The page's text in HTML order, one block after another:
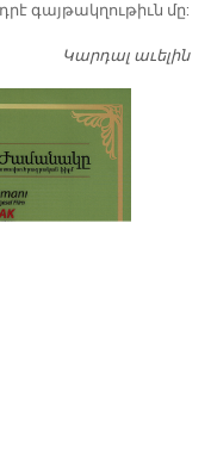
գայթակղութիւն մը:
Կարդալ աւելին